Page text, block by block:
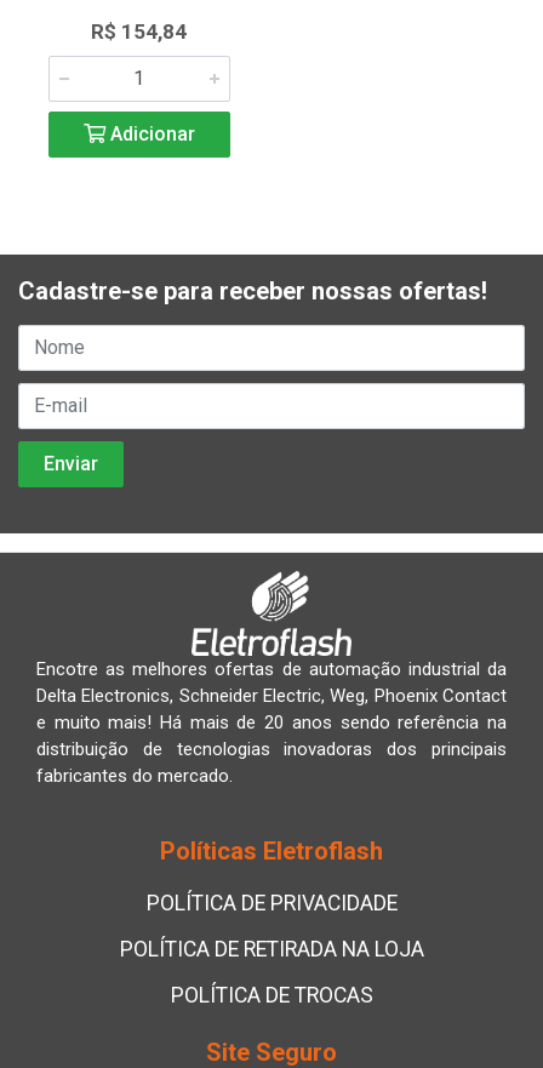
R$ 154,84
Adicionar
Cadastre-se para receber nossas ofertas!
Encotre as melhores ofertas de automação industrial da
Delta Electronics, Schneider Electric, Weg, Phoenix Contact
e muito mais! Há mais de 20 anos sendo referência na
distribuição de tecnologias inovadoras dos principais
fabricantes do mercado.
Políticas Eletroflash
POLÍTICA DE PRIVACIDADE
POLÍTICA DE RETIRADA NA LOJA
POLÍTICA DE TROCAS
Site Seguro